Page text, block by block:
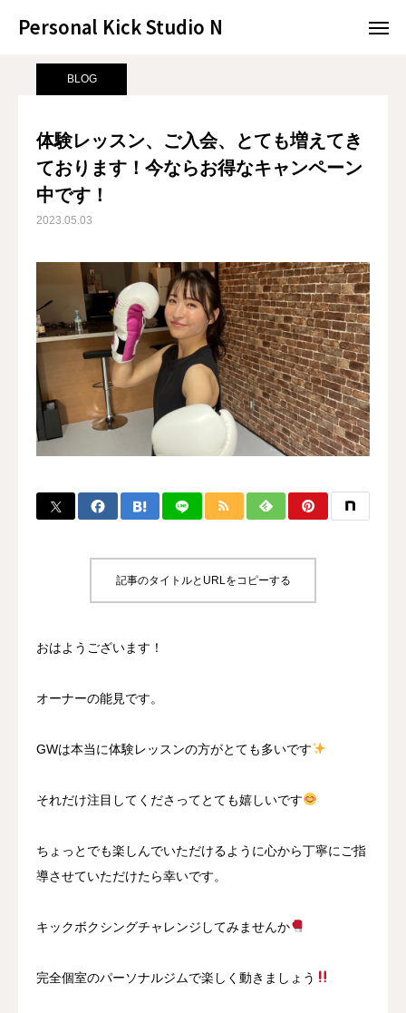
Personal Kick Studio N
サンプルページ BLOG 体験レッスン、ご入会、とても増えてきております！今ならお得なキャンペーン中です！
BLOG
体験レッスン、ご入会、とても増えてき
ております！今ならお得なキャンペーン
中です！
2023.05.03
記事のタイトルとURLをコピーする
おはようございます！
オーナーの能見です。
GWは本当に体験レッスンの方がとても多いです
それだけ注目してくださってとても嬉しいです
ちょっとでも楽しんでいただけるように心から丁寧にご指
導させていただけたら幸いです。
キックボクシングチャレンジしてみませんか
完全個室のパーソナルジムで楽しく動きましょう
Personal Kick Studio N
BLOG CONTACT
ホットペッパー
CONCEPT
ACCESS
BLOG